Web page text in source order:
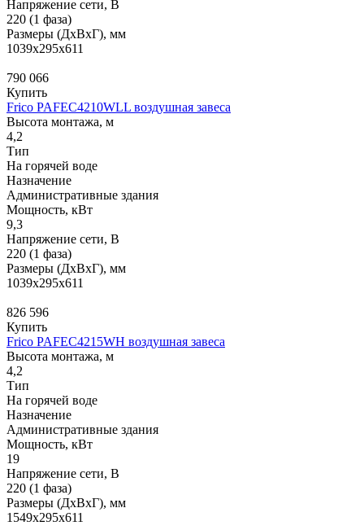
Напряжение сети, В
220 (1 фаза)
Размеры (ДхВхГ), мм
1039x295x611
790 066
Купить
Frico PAFEC4210WLL воздушная завеса
Высота монтажа, м
4,2
Тип
На горячей воде
Назначение
Административные здания
Мощность, кВт
9,3
Напряжение сети, В
220 (1 фаза)
Размеры (ДхВхГ), мм
1039x295x611
826 596
Купить
Frico PAFEC4215WH воздушная завеса
Высота монтажа, м
4,2
Тип
На горячей воде
Назначение
Административные здания
Мощность, кВт
19
Напряжение сети, В
220 (1 фаза)
Размеры (ДхВхГ), мм
1549x295x611